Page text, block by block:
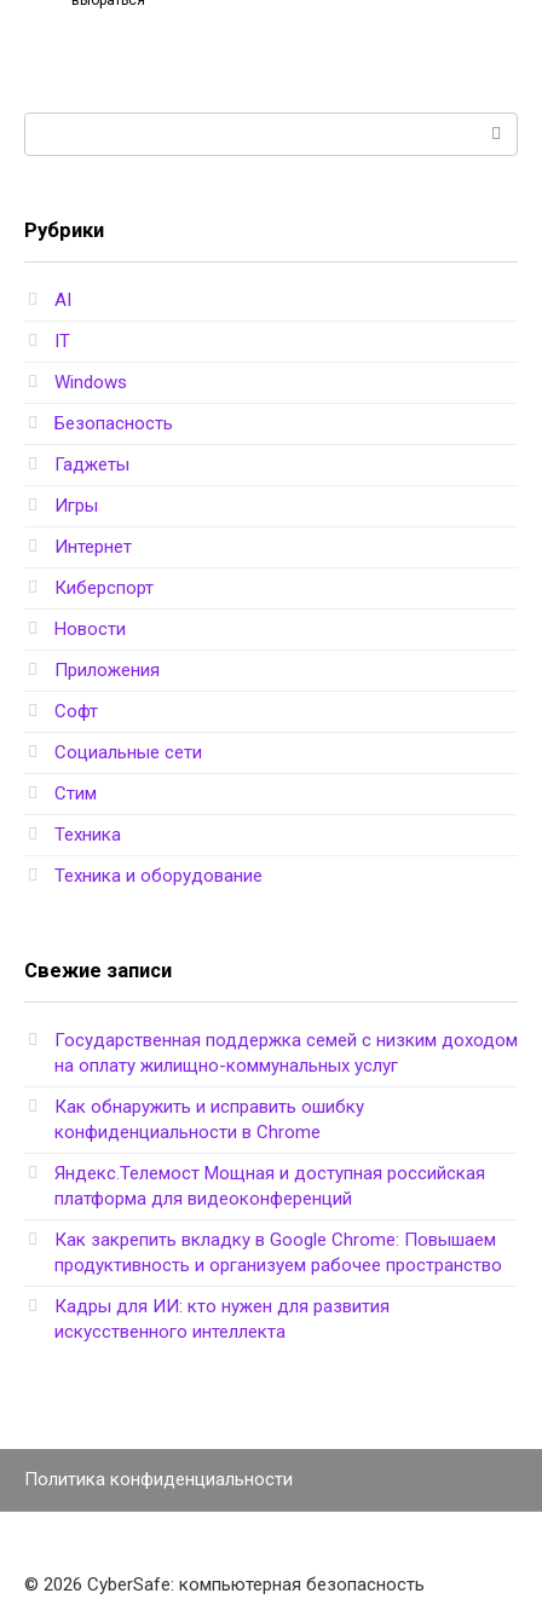
Рубрики
AI
IT
Windows
Безопасность
Гаджеты
Игры
Интернет
Киберспорт
Новости
Приложения
Софт
Социальные сети
Стим
Техника
Техника и оборудование
Свежие записи
Государственная поддержка семей с низким доходом
на оплату жилищно-коммунальных услуг
Как обнаружить и исправить ошибку
конфиденциальности в Chrome
Яндекс.Телемост Мощная и доступная российская
платформа для видеоконференций
Как закрепить вкладку в Google Chrome: Повышаем
продуктивность и организуем рабочее пространство
Кадры для ИИ: кто нужен для развития
искусственного интеллекта
Политика конфиденциальности
© 2026 CyberSafe: компьютерная безопасность